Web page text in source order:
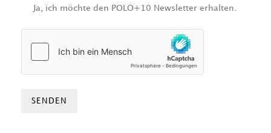
Ja, ich möchte den POLO+10 Newsletter erhalten.